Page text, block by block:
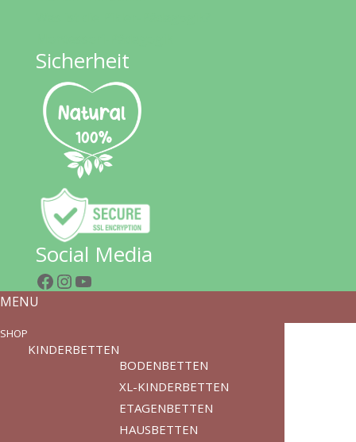
Sicherheit
Social Media
Facebook
Instagram
YouTube
MENU
SHOP
KINDERBETTEN
BODENBETTEN
XL-KINDERBETTEN
ETAGENBETTEN
HAUSBETTEN